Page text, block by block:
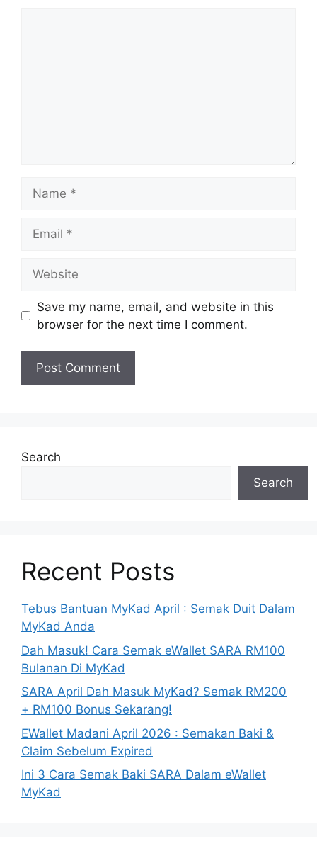
Save my name, email, and website in this
browser for the next time I comment.
Search
Search
Recent Posts
Tebus Bantuan MyKad April : Semak Duit Dalam
MyKad Anda
Dah Masuk! Cara Semak eWallet SARA RM100
Bulanan Di MyKad
SARA April Dah Masuk MyKad? Semak RM200
+ RM100 Bonus Sekarang!
EWallet Madani April 2026 : Semakan Baki &
Claim Sebelum Expired
Ini 3 Cara Semak Baki SARA Dalam eWallet
MyKad